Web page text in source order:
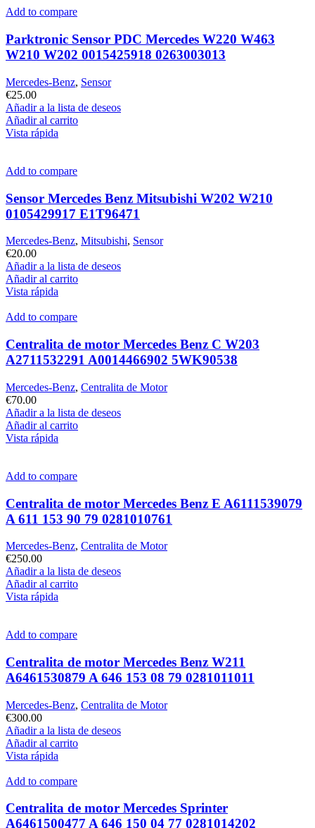
Add to compare
Parktronic Sensor PDC Mercedes W220 W463
W210 W202 0015425918 0263003013
Mercedes-Benz, Sensor
€25.00
Añadir a la lista de deseos
Añadir al carrito
Vista rápida
Add to compare
Sensor Mercedes Benz Mitsubishi W202 W210
0105429917 E1T96471
Mercedes-Benz, Mitsubishi, Sensor
€20.00
Añadir a la lista de deseos
Añadir al carrito
Vista rápida
Add to compare
Centralita de motor Mercedes Benz C W203
A2711532291 A0014466902 5WK90538
Mercedes-Benz, Centralita de Motor
€70.00
Añadir a la lista de deseos
Añadir al carrito
Vista rápida
Add to compare
Centralita de motor Mercedes Benz E A6111539079
A 611 153 90 79 0281010761
Mercedes-Benz, Centralita de Motor
€250.00
Añadir a la lista de deseos
Añadir al carrito
Vista rápida
Add to compare
Centralita de motor Mercedes Benz W211
A6461530879 A 646 153 08 79 0281011011
Mercedes-Benz, Centralita de Motor
€300.00
Añadir a la lista de deseos
Añadir al carrito
Vista rápida
Add to compare
Centralita de motor Mercedes Sprinter
A6461500477 A 646 150 04 77 0281014202